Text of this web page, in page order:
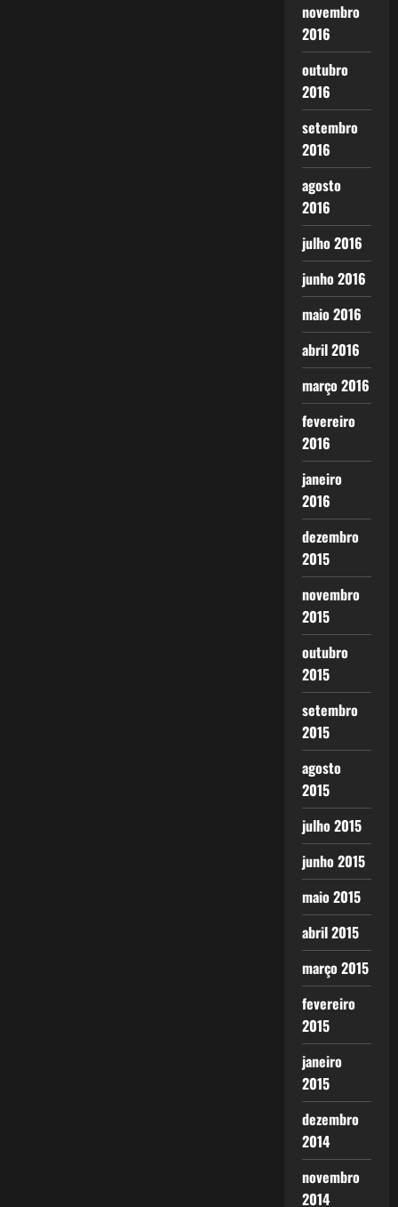
novembro
2016
outubro
2016
setembro
2016
agosto
2016
julho 2016
junho 2016
maio 2016
abril 2016
março 2016
fevereiro
2016
janeiro
2016
dezembro
2015
novembro
2015
outubro
2015
setembro
2015
agosto
2015
julho 2015
junho 2015
maio 2015
abril 2015
março 2015
fevereiro
2015
janeiro
2015
dezembro
2014
novembro
2014